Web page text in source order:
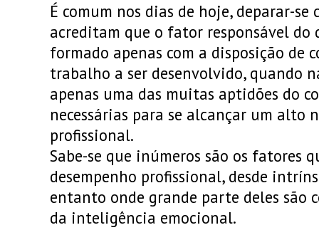
É comum nos dias de hoje, deparar-se
acreditam que o fator responsável do
formado apenas com a disposição de
trabalho a ser desenvolvido, quando
apenas uma das muitas aptidões do
necessárias para se alcançar um alto
profissional.
Sabe-se que inúmeros são os fatores
desempenho profissional, desde
entanto onde grande parte deles são
da inteligência emocional.